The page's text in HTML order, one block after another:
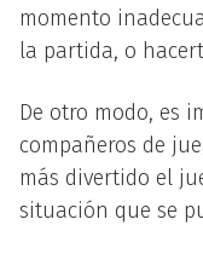
momento
la partida, o
De otro modo, es
compañeros de
más divertido el
situación que se